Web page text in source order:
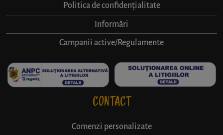
Politica de confidențialitate
Informări
Campanii active/Regulamente
CONTACT
Comenzi personalizate